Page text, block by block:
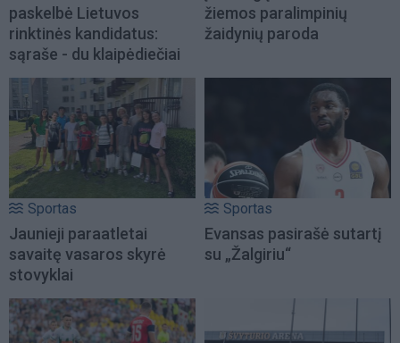
paskelbė Lietuvos
rinktinės kandidatus:
sąraše - du klaipėdiečiai
žiemos paralimpinių
žaidynių paroda
Sportas
Jaunieji paraatletai
savaitę vasaros skyrė
stovyklai
Sportas
Evansas pasirašė sutartį
su „Žalgiriu“